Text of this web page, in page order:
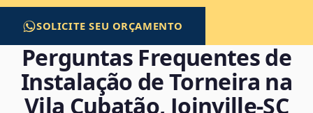
SOLICITE SEU ORÇAMENTO
Perguntas Frequentes de
Instalação de Torneira na
Vila Cubatão, Joinville‑SC